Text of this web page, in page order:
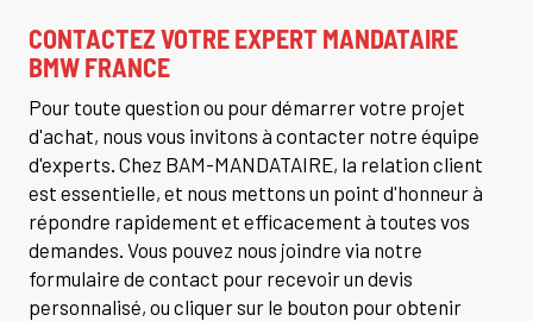
CONTACTEZ VOTRE EXPERT MANDATAIRE
BMW FRANCE
Pour toute question ou pour démarrer votre projet
d'achat, nous vous invitons à contacter notre équipe
d'experts. Chez BAM-MANDATAIRE, la relation client
est essentielle, et nous mettons un point d'honneur à
répondre rapidement et efficacement à toutes vos
demandes. Vous pouvez nous joindre via notre
formulaire de contact pour recevoir un devis
personnalisé, ou cliquer sur le bouton pour obtenir